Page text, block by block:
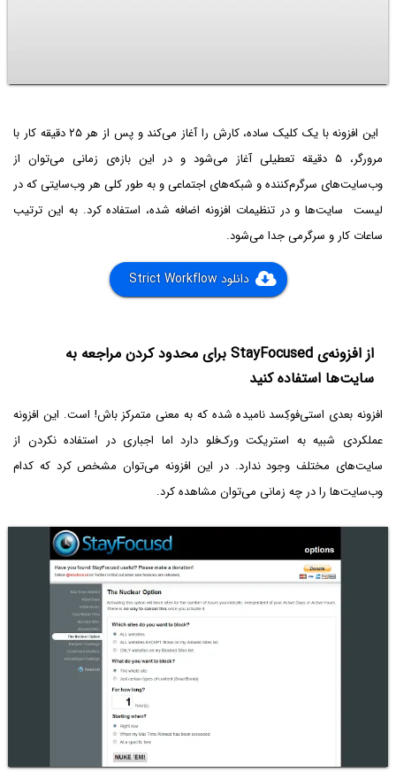
این افزونه با یک کلیک ساده، کارش را آغاز می‌کند و پس از هر ۲۵ دقیقه کار با
مرورگر، ۵ دقیقه تعطیلی آغاز می‌شود و در این بازه‌ی زمانی می‌توان از
وب‌سایت‌های سرگرم‌کننده و شبکه‌های اجتماعی و به طور کلی هر وب‌سایتی که در
لیست سایت‌ها و در تنظیمات افزونه اضافه شده، استفاده کرد. به این ترتیب
ساعات کار و سرگرمی جدا می‌شود.
دانلود Strict Workflow
از افزونه‌ی StayFocused برای محدود کردن مراجعه به
سایت‌ها استفاده کنید
افزونه بعدی استی‌فوکِسد نامیده شده که به معنی متمرکز باش! است. این افزونه
عملکردی شبیه به استریکت ورک‌فلو دارد اما اجباری در استفاده نکردن از
سایت‌های مختلف وجود ندارد. در این افزونه می‌توان مشخص کرد که کدام
وب‌سایت‌ها را در چه زمانی می‌توان مشاهده کرد.